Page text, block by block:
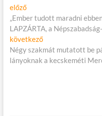
Bejegyzés
navigáció
előzőElőző
cikk:
„Ember tudott maradni
LAPZÁRTA, a
következőKövetkező
cikk:
Négy szakmát mutatott be
lányoknak a kecskeméti